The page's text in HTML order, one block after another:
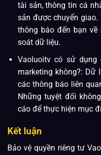
tài sản, thông tin cá
sản được chuyển
thông báo đến bạn
soát dữ liệu.
Vaoluoitv có sử
marketing không?:
các thông báo liên
Những tuyệt đối
cáo để thực hiện mục
Kết luận
Bảo vệ quyền riêng tư